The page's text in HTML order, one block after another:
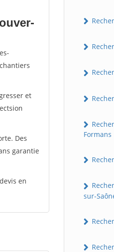
et
Des
garantie
en
Formans
sur-